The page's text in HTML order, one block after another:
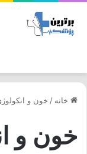
خانه / خون و
خون و